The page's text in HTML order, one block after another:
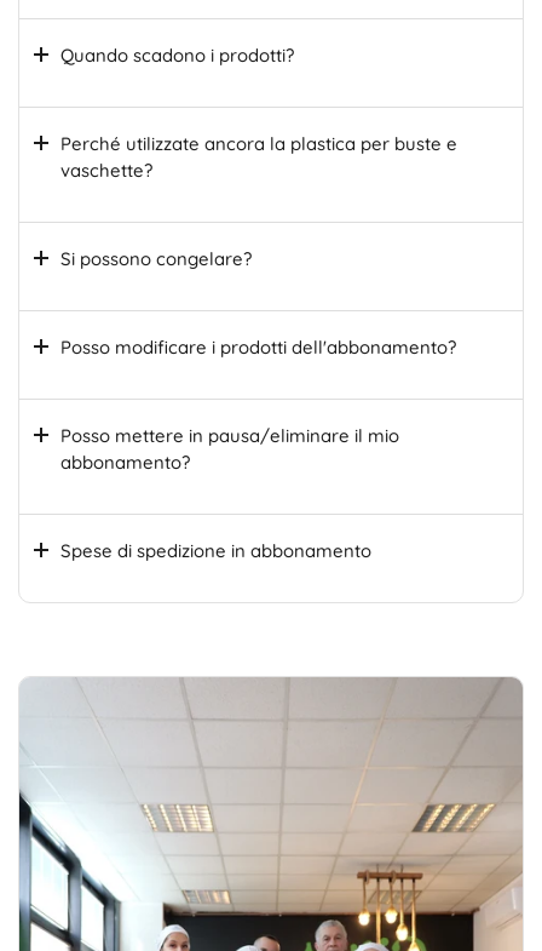
Quando scadono i prodotti?
Perché utilizzate ancora la plastica per buste e
vaschette?
Si possono congelare?
Posso modificare i prodotti dell'abbonamento?
Posso mettere in pausa/eliminare il mio
abbonamento?
Spese di spedizione in abbonamento